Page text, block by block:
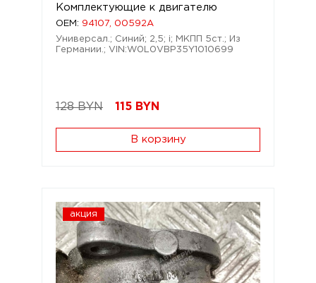
Комплектующие к двигателю
OEM: 94107, 00592A
Универсал.; Синий; 2,5; i; МКПП 5ст.; Из
Германии.; VIN:W0L0VBP35Y1010699
128 BYN 115 BYN
В корзину
акция